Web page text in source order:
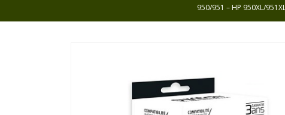
950/951 – HP 950XL/